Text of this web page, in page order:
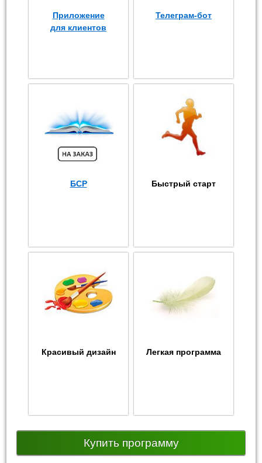
Приложение
для клиентов
Телеграм-бот
БСР Быстрый старт
Красивый дизайн Легкая программа
Купить программу